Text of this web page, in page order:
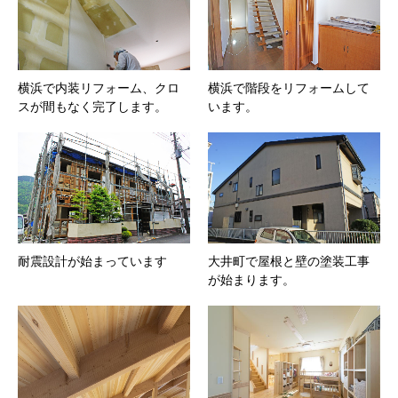
横浜で内装リフォーム、クロ
スが間もなく完了します。
横浜で階段をリフォームして
います。
耐震設計が始まっています
大井町で屋根と壁の塗装工事
が始まります。